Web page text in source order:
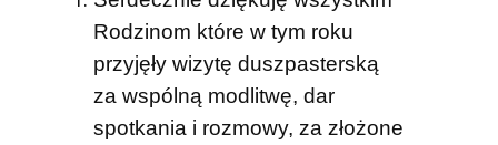
Rodzinom które w tym roku
przyjęły wizytę duszpasterską
za wspólną modlitwę, dar
spotkania i rozmowy, za złożone